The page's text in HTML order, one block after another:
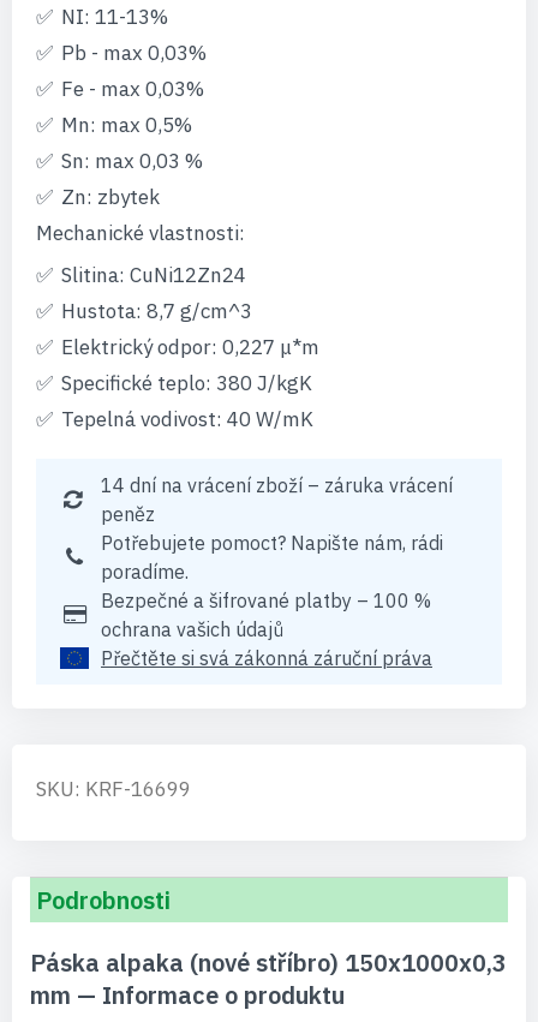
NI: 11-13%
Pb - max 0,03%
Fe - max 0,03%
Mn: max 0,5%
Sn: max 0,03 %
Zn: zbytek
Mechanické vlastnosti:
Slitina: CuNi12Zn24
Hustota: 8,7 g/cm^3
Elektrický odpor: 0,227 μ*m
Specifické teplo: 380 J/kgK
Tepelná vodivost: 40 W/mK
14 dní na vrácení zboží – záruka vrácení
peněz
Potřebujete pomoct? Napište nám, rádi
poradíme.
Bezpečné a šifrované platby – 100 %
ochrana vašich údajů
Přečtěte si svá zákonná záruční práva
SKU: KRF-16699
Podrobnosti
Páska alpaka (nové stříbro) 150x1000x0,3
mm — Informace o produktu